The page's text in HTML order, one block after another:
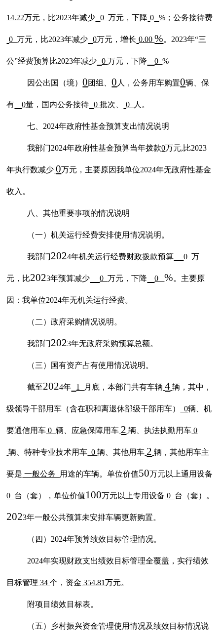
14.22万元，比2023年减少 0万元，下降 0 % ；公务接待费
0万元，比2023年减少 0万元，增长 0.00%。 2023年“三
公”经费预算比2023年减少 0万元，下降 0%
因公出国（境）0团组、0 人，公务用车购置0辆、保
有 0量，国内公务接待 0批次、 0 人。
七、 2024年政府性基金预算支出情况说明
我部门2024年政府性基金预算当年拨款0万元,比2023
年执行数减少 0万元，主要原因我单位2024年无政府性基金
收入。
八、其他重要事项的情况说明
（一）机关运行经费安排使用情况说明。
我部门2024年机关运行经费财政拨款预算 0万
元，比2023年预算减少 0万元，下降 0%。主要原
因 ：我单位2024年无机关运行经费。
（二）政府采购情况说明。
我部门2023年无政府采购预算总额。
（三）国有资产占有使用情况说明。
截至2024年 1 月底，本部门共有车辆 4 辆，其中，
级领导干部用车（含在职和离退休部级干部用车） 0辆、机
要通信用车 0辆、应急保障用车 2 辆、执法执勤用车 0
辆、特种专业技术用车 0辆、其他用车 2 辆，其他用车主
要是 一般公务 用途的车辆。单位价值50万元以上通用设备
0 台（套），单位价值100万元以上专用设备 0 台（套）。
2023年一般公共预算未安排车辆更新购置。
（四） 2024年预算绩效目标管理情况。
2024年实现财政支出绩效目标管理全覆盖，实行绩效
目标管理 34 个，资金 354.81万元。
附项目绩效目标表。
（五）乡村振兴资金管理使用情况及绩效目标情况说